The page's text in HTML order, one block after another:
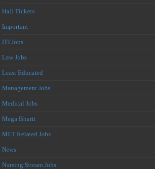
Hall Tickets
Important
ITI Jobs
Law Jobs
Least Educated
Management Jobs
Medical Jobs
Mega Bharti
MLT Related Jobs
News
Nursing Stream Jobs